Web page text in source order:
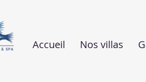
Accueil Nos villas